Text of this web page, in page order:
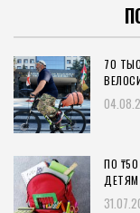
70
ПО
ДЕТЯМ